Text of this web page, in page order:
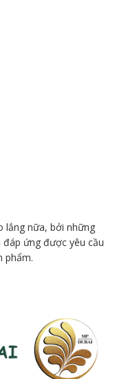
lắng nữa, bởi những
ứng được yêu cầu
phẩm.